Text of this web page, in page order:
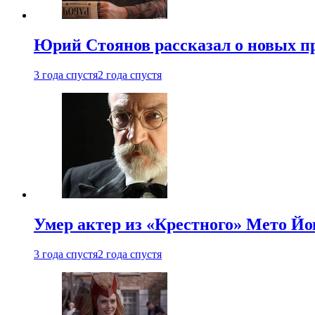
Юрий Стоянов рассказал о новых
3 года спустя2 года спустя
Умер актер из «Крестного» Мето
3 года спустя2 года спустя